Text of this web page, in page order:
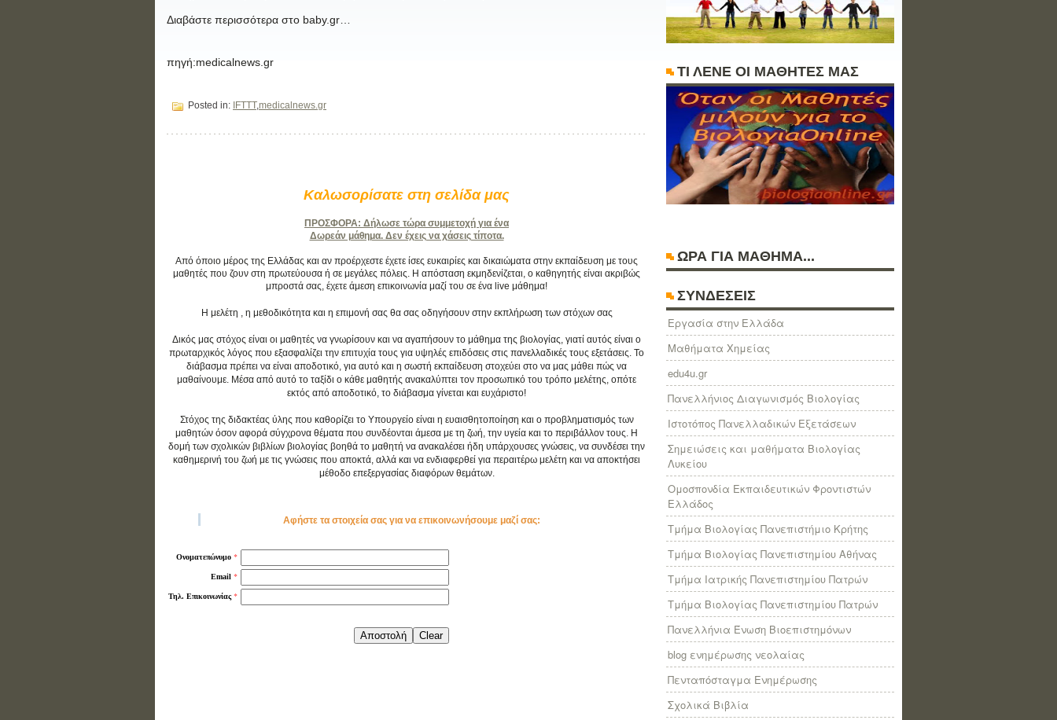
Διαβάστε περισσότερα στο baby.gr…
πηγή:medicalnews.gr
Posted in: IFTTT,medicalnews.gr
Καλωσορίσατε στη σελίδα μας
ΠΡΟΣΦΟΡΑ: Δήλωσε τώρα συμμετοχή για ένα
Δωρεάν μάθημα. Δεν έχεις να χάσεις τίποτα.
Από όποιο μέρος της Ελλάδας και αν προέρχεστε έχετε ίσες ευκαιρίες και δικαιώματα στην εκπαίδευση με τους
μαθητές που ζουν στη πρωτεύουσα ή σε μεγάλες πόλεις. Η απόσταση εκμηδενίζεται, ο καθηγητής είναι ακριβώς
μπροστά σας, έχετε άμεση επικοινωνία μαζί του σε ένα live μάθημα!
Η μελέτη , η μεθοδικότητα και η επιμονή σας θα σας οδηγήσουν στην εκπλήρωση των στόχων σας
Δικός μας στόχος είναι οι μαθητές να γνωρίσουν και να αγαπήσουν το μάθημα της βιολογίας, γιατί αυτός είναι ο
πρωταρχικός λόγος που εξασφαλίζει την επιτυχία τους για υψηλές επιδόσεις στις πανελλαδικές τους εξετάσεις. Το
διάβασμα πρέπει να είναι αποδοτικό, για αυτό και η σωστή εκπαίδευση στοχεύει στο να μας μάθει πώς να
μαθαίνουμε. Μέσα από αυτό το ταξίδι ο κάθε μαθητής ανακαλύπτει τον προσωπικό του τρόπο μελέτης, οπότε
εκτός από αποδοτικό, το διάβασμα γίνεται και ευχάριστο!
Στόχος της διδακτέας ύλης που καθορίζει το Υπουργείο είναι η ευαισθητοποίηση και ο προβληματισμός των
μαθητών όσον αφορά σύγχρονα θέματα που συνδέονται άμεσα με τη ζωή, την υγεία και το περιβάλλον τους. Η
δομή των σχολικών βιβλίων βιολογίας βοηθά το μαθητή να ανακαλέσει ήδη υπάρχουσες γνώσεις, να συνδέσει την
καθημερινή του ζωή με τις γνώσεις που αποκτά, αλλά και να ενδιαφερθεί για περαιτέρω μελέτη και να αποκτήσει
μέθοδο επεξεργασίας διαφόρων θεμάτων.
Αφήστε τα στοιχεία σας για να επικοινωνήσουμε μαζί σας:
Ονοματεπώνυμο *
Email *
Τηλ. Επικοινωνίας *
ΤΙ ΛΕΝΕ ΟΙ ΜΑΘΗΤΕΣ ΜΑΣ
ΩΡΑ ΓΙΑ ΜΑΘΗΜΑ...
ΣΥΝΔΕΣΕΙΣ
Eργασία στην Ελλάδα
Μαθήματα Χημείας
edu4u.gr
Πανελλήνιος Διαγωνισμός Βιολογίας
Ιστοτόπος Πανελλαδικών Εξετάσεων
Σημειώσεις και μαθήματα Βιολογίας
Λυκείου
Ομοσπονδία Εκπαιδευτικών Φροντιστών
Ελλάδος
Τμήμα Βιολογίας Πανεπιστήμιο Κρήτης
Τμήμα Βιολογίας Πανεπιστημίου Αθήνας
Τμήμα Ιατρικής Πανεπιστημίου Πατρών
Τμήμα Βιολογίας Πανεπιστημίου Πατρών
Πανελλήνια Ένωση Βιοεπιστημόνων
blog ενημέρωσης νεολαίας
Πενταπόσταγμα Ενημέρωσης
Σχολικά Βιβλία